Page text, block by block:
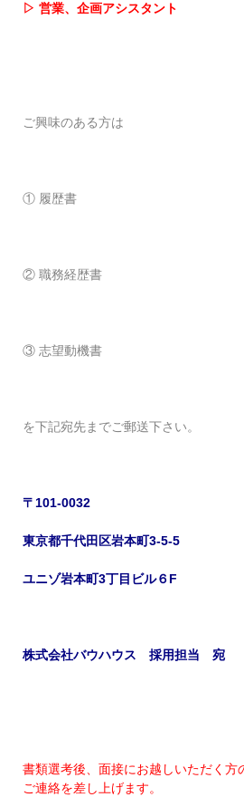
▷ 営業、企画アシスタント
ご興味のある方は
① 履歴書
② 職務経歴書
③ 志望動機書
を下記宛先までご郵送下さい。
〒101-0032
東京都千代田区岩本町3-5-5
ユニゾ岩本町3丁目ビル６ F
株式会社バウハウス 採用担当 宛
書類選考後、面接にお越しいただく方
ご連絡を差し上げます。